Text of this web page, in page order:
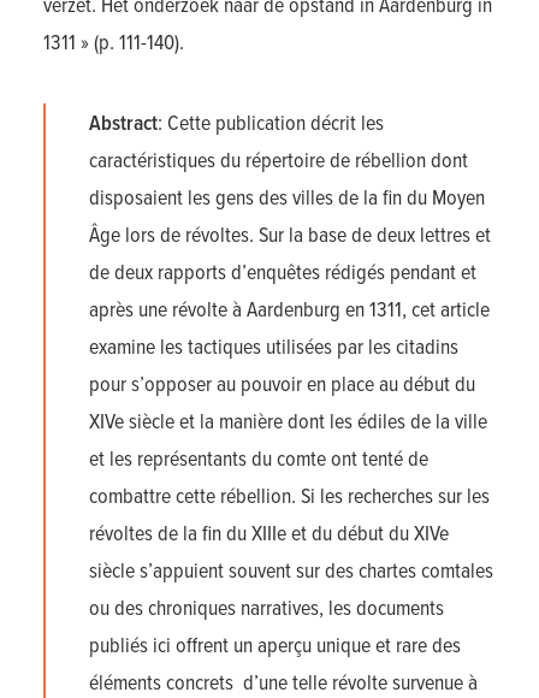
1311 » (p. 111-140).
Abstract: Cette publication décrit les
caractéristiques du répertoire de rébellion dont
disposaient les gens des villes de la fin du Moyen
Âge lors de révoltes. Sur la base de deux lettres et
de deux rapports d’enquêtes rédigés pendant et
après une révolte à Aardenburg en 1311, cet article
examine les tactiques utilisées par les citadins
pour s’opposer au pouvoir en place au début du
XIVe siècle et la manière dont les édiles de la ville
et les représentants du comte ont tenté de
combattre cette rébellion. Si les recherches sur les
révoltes de la fin du XIIIe et du début du XIVe
siècle s’appuient souvent sur des chartes comtales
ou des chroniques narratives, les documents
publiés ici offrent un aperçu unique et rare des
éléments concrets d’une telle révolte survenue à